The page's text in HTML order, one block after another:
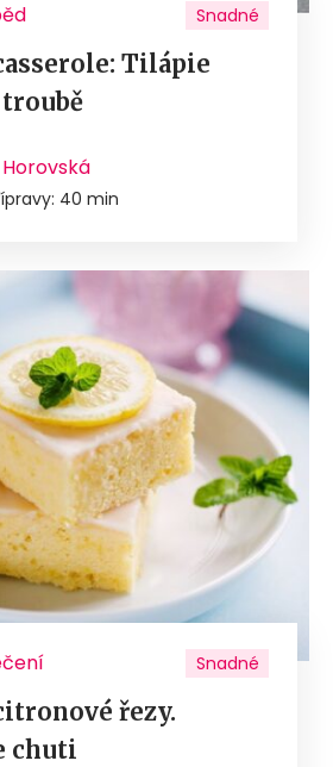
Snadné
Tilápie
troubě
40 min
Snadné
řezy.
chuti